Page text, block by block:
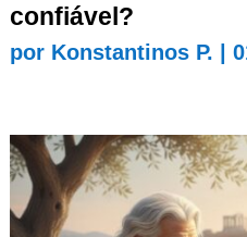
confiável?
por Konstantinos P.